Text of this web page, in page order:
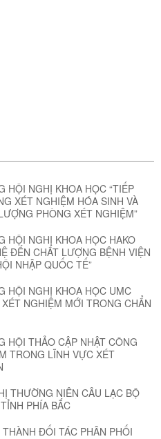
HỘI NGHỊ KHOA HỌC “TIẾP
XÉT NGHIỆM HÓA SINH VÀ
PHÒNG XÉT NGHIỆM”
HỘI NGHỊ KHOA HỌC HAKO
ĐẾN CHẤT LƯỢNG BỆNH VIỆN
NHẬP QUỐC TẾ”
HỘI NGHỊ KHOA HỌC UMC
NGHIỆM MỚI TRONG CHẨN
HỘI THẢO CẬP NHẬT CÔNG
TRONG LĨNH VỰC XÉT
THƯỜNG NIÊN CÂU LẠC BỘ
PHÍA BẮC
ĐỐI TÁC PHÂN PHỐI